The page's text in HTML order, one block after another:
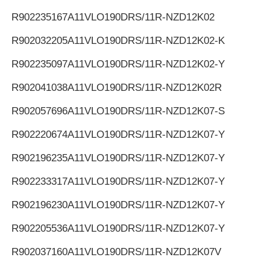
R902235167A11VLO190DRS/11R-NZD12K02
R902032205A11VLO190DRS/11R-NZD12K02-K
R902235097A11VLO190DRS/11R-NZD12K02-Y
R902041038A11VLO190DRS/11R-NZD12K02R
R902057696A11VLO190DRS/11R-NZD12K07-S
R902220674A11VLO190DRS/11R-NZD12K07-Y
R902196235A11VLO190DRS/11R-NZD12K07-Y
R902233317A11VLO190DRS/11R-NZD12K07-Y
R902196230A11VLO190DRS/11R-NZD12K07-Y
R902205536A11VLO190DRS/11R-NZD12K07-Y
R902037160A11VLO190DRS/11R-NZD12K07V